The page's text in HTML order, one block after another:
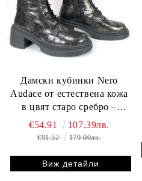
Дамски кубинки Nero
Audace от естествена кожа
в цвят старо сребро –
елегантни и модерни
€54.91 107.39лв.
€91.52 179.00лв.
Виж детайли